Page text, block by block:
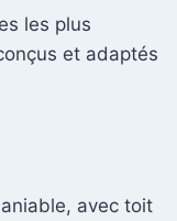
les plus
et adaptés
avec toit